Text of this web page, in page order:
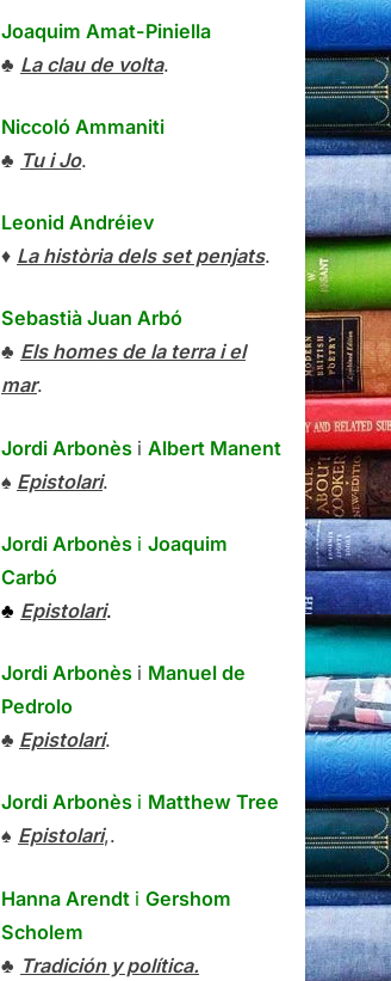
Joaquim Amat-Piniella
♣ La clau de volta.
Niccoló Ammaniti
♣ Tu i Jo.
Leonid Andréiev
♦ La història dels set penjats.
Sebastià Juan Arbó
♣ Els homes de la terra i el
mar.
Jordi Arbonès i Albert Manent
♠ Epistolari.
Jordi Arbonès i Joaquim
Carbó
♣ Epistolari.
Jordi Arbonès i Manuel de
Pedrolo
♣ Epistolari.
Jordi Arbonès i Matthew Tree
♠ Epistolari,.
Hanna Arendt i Gershom
Scholem
♣ Tradición y política.